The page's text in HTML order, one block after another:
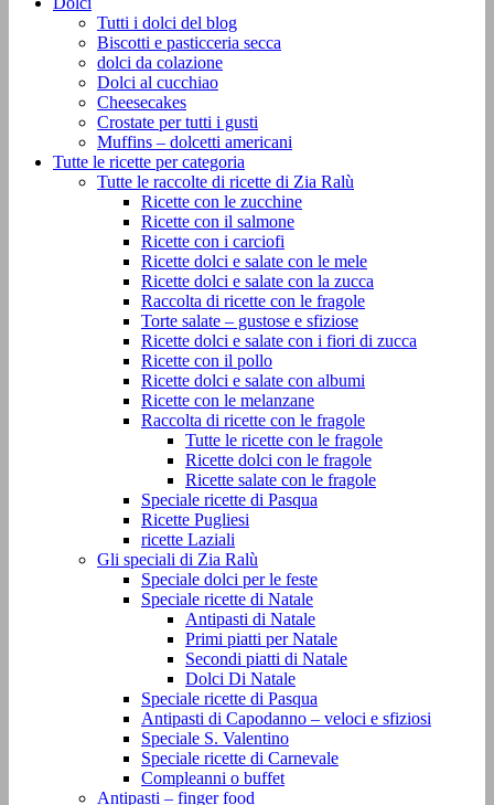
Tutti i dolci del blog
Biscotti e pasticceria secca
dolci da colazione
Dolci al cucchiao
Cheesecakes
Crostate per tutti i gusti
Muffins – dolcetti americani
Tutte le ricette per categoria
Tutte le raccolte di ricette di Zia Ralù
Ricette con le zucchine
Ricette con il salmone
Ricette con i carciofi
Ricette dolci e salate con le mele
Ricette dolci e salate con la zucca
Raccolta di ricette con le fragole
Torte salate – gustose e sfiziose
Ricette dolci e salate con i fiori di zucca
Ricette con il pollo
Ricette dolci e salate con albumi
Ricette con le melanzane
Raccolta di ricette con le fragole
Tutte le ricette con le fragole
Ricette dolci con le fragole
Ricette salate con le fragole
Speciale ricette di Pasqua
Ricette Pugliesi
ricette Laziali
Gli speciali di Zia Ralù
Speciale dolci per le feste
Speciale ricette di Natale
Antipasti di Natale
Primi piatti per Natale
Secondi piatti di Natale
Dolci Di Natale
Speciale ricette di Pasqua
Antipasti di Capodanno – veloci e sfiziosi
Speciale S. Valentino
Speciale ricette di Carnevale
Compleanni o buffet
Antipasti – finger food